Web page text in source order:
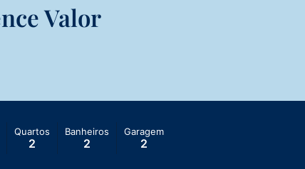
Valor
Quartos
2
Banheiros
2
Garagem
2